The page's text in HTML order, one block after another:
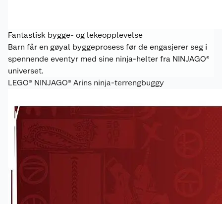
Fantastisk bygge- og lekeopplevelse
Barn får en gøyal byggeprosess før de engasjerer seg i
spennende eventyr med sine ninja-helter fra NINJAGO®
LEGO® NINJAGO® Arins ninja-terrengbuggy